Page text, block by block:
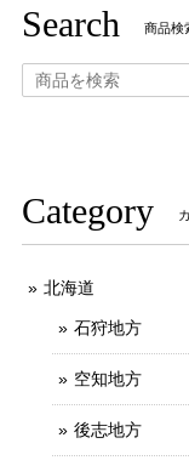
Search 商品検
Category
北海道
石狩地方
空知地方
後志地方